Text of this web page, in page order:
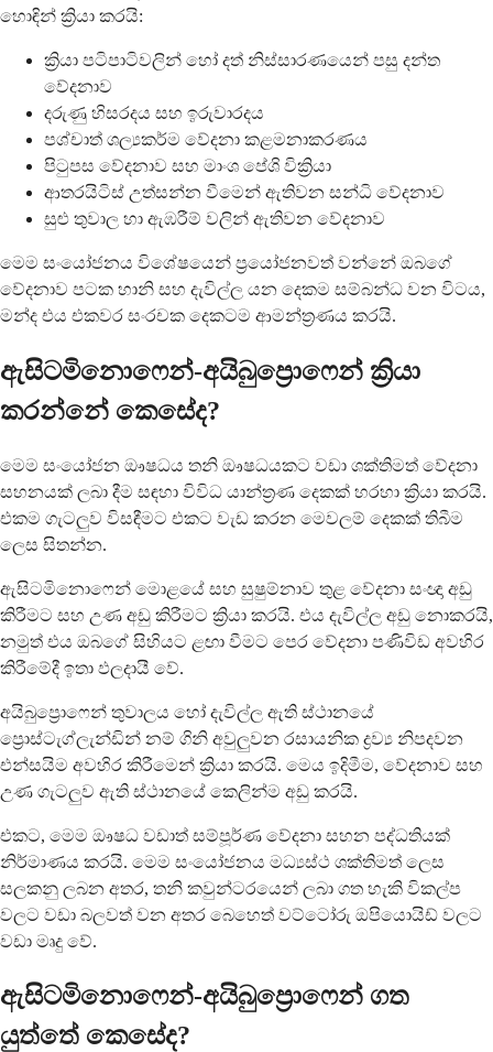
හොඳින් ක්‍රියා කරයි:
ක්‍රියා පටිපාටිවලින් හෝ දත් නිස්සාරණයෙන් පසු දන්ත
වේදනාව
දරුණු හිසරදය සහ ඉරුවාරදය
පශ්චාත් ශල්‍යකර්ම වේදනා කළමනාකරණය
පිටුපස වේදනාව සහ මාංශ පේශි වික්‍රියා
ආතරයිටිස් උත්සන්න වීමෙන් ඇතිවන සන්ධි වේදනාව
සුළු තුවාල හා ඇඹරීම් වලින් ඇතිවන වේදනාව
මෙම සංයෝජනය විශේෂයෙන් ප්‍රයෝජනවත් වන්නේ ඔබගේ
වේදනාව පටක හානි සහ දැවිල්ල යන දෙකම සම්බන්ධ වන විටය,
මන්ද එය එකවර සංරචක දෙකටම ආමන්ත්‍රණය කරයි.
ඇසිටමිනොෆෙන්-අයිබුප්‍රොෆෙන් ක්‍රියා
කරන්නේ කෙසේද?
මෙම සංයෝජන ඖෂධය තනි ඖෂධයකට වඩා ශක්තිමත් වේදනා
සහනයක් ලබා දීම සඳහා විවිධ යාන්ත්‍රණ දෙකක් හරහා ක්‍රියා කරයි.
එකම ගැටලුව විසඳීමට එකට වැඩ කරන මෙවලම් දෙකක් තිබීම
ලෙස සිතන්න.
ඇසිටමිනොෆෙන් මොළයේ සහ සුෂුම්නාව තුළ වේදනා සංඥා අඩු
කිරීමට සහ උණ අඩු කිරීමට ක්‍රියා කරයි. එය දැවිල්ල අඩු නොකරයි,
නමුත් එය ඔබගේ සිහියට ළඟා වීමට පෙර වේදනා පණිවිඩ අවහිර
කිරීමේදී ඉතා ඵලදායී වේ.
අයිබුප්‍රොෆෙන් තුවාලය හෝ දැවිල්ල ඇති ස්ථානයේ
ප්‍රොස්ටැග්ලැන්ඩින් නම් ගිනි අවුලුවන රසායනික ද්‍රව්‍ය නිපදවන
එන්සයිම අවහිර කිරීමෙන් ක්‍රියා කරයි. මෙය ඉදිමීම, වේදනාව සහ
උණ ගැටලුව ඇති ස්ථානයේ කෙලින්ම අඩු කරයි.
එකට, මෙම ඖෂධ වඩාත් සම්පූර්ණ වේදනා සහන පද්ධතියක්
නිර්මාණය කරයි. මෙම සංයෝජනය මධ්‍යස්ථ ශක්තිමත් ලෙස
සලකනු ලබන අතර, තනි කවුන්ටරයෙන් ලබා ගත හැකි විකල්ප
වලට වඩා බලවත් වන අතර බෙහෙත් වට්ටෝරු ඔපියොයිඩ් වලට
වඩා මෘදු වේ.
ඇසිටමිනොෆෙන්-අයිබුප්‍රොෆෙන් ගත
යුත්තේ කෙසේද?